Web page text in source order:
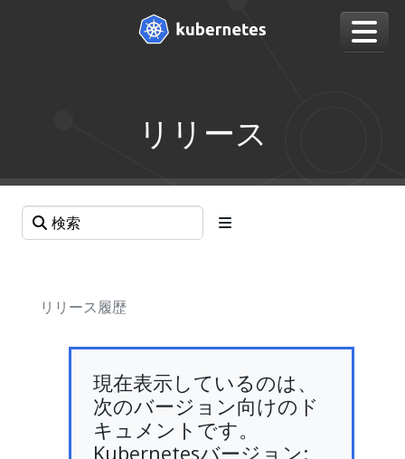
リリース
リリース履歴
現在表示しているのは、
次のバージョン向けのド
キュメントです。
Kubernetesバージョン: